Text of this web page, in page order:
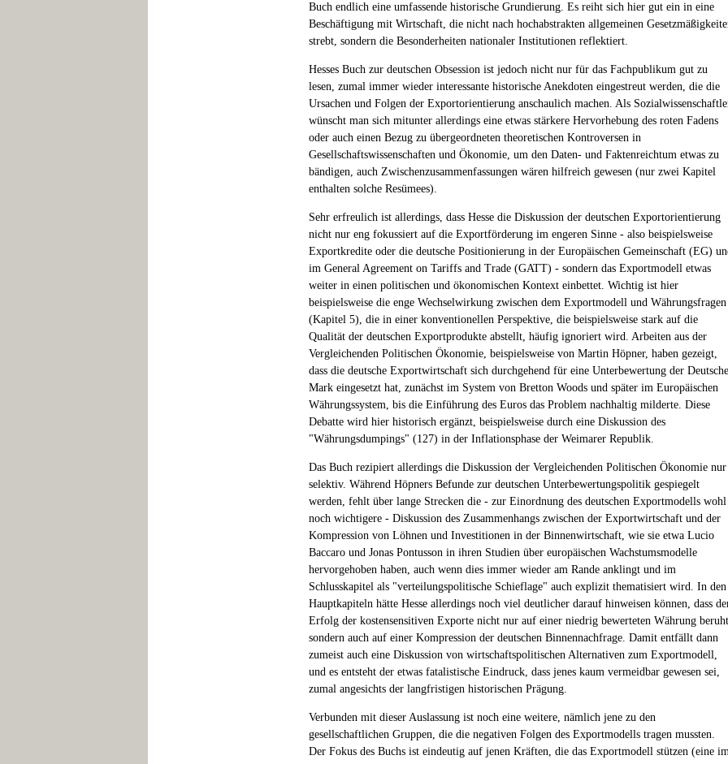
Buch endlich eine umfassende historische Grundierung. Es reiht sich hier gut ein in eine
Beschäftigung mit Wirtschaft, die nicht nach hochabstrakten allgemeinen
strebt, sondern die Besonderheiten nationaler Institutionen reflektiert.
Hesses Buch zur deutschen Obsession ist jedoch nicht nur für das Fachpublikum gut zu
lesen, zumal immer wieder interessante historische Anekdoten eingestreut werden, die die
Ursachen und Folgen der Exportorientierung anschaulich machen. Als
wünscht man sich mitunter allerdings eine etwas stärkere Hervorhebung des roten Fadens
oder auch einen Bezug zu übergeordneten theoretischen Kontroversen in
Gesellschaftswissenschaften und Ökonomie, um den Daten- und Faktenreichtum etwas zu
bändigen, auch Zwischenzusammenfassungen wären hilfreich gewesen (nur zwei Kapitel
enthalten solche Resümees).
Sehr erfreulich ist allerdings, dass Hesse die Diskussion der deutschen Exportorientierung
nicht nur eng fokussiert auf die Exportförderung im engeren Sinne - also beispielsweise
Exportkredite oder die deutsche Positionierung in der Europäischen Gemeinschaft (EG)
im General Agreement on Tariffs and Trade (GATT) - sondern das Exportmodell etwas
weiter in einen politischen und ökonomischen Kontext einbettet. Wichtig ist hier
beispielsweise die enge Wechselwirkung zwischen dem Exportmodell und Währungsfragen
(Kapitel 5), die in einer konventionellen Perspektive, die beispielsweise stark auf die
Qualität der deutschen Exportprodukte abstellt, häufig ignoriert wird. Arbeiten aus der
Vergleichenden Politischen Ökonomie, beispielsweise von Martin Höpner, haben gezeigt,
dass die deutsche Exportwirtschaft sich durchgehend für eine Unterbewertung der
Mark eingesetzt hat, zunächst im System von Bretton Woods und später im Europäischen
Währungssystem, bis die Einführung des Euros das Problem nachhaltig milderte. Diese
Debatte wird hier historisch ergänzt, beispielsweise durch eine Diskussion des
"Währungsdumpings" (127) in der Inflationsphase der Weimarer Republik.
Das Buch rezipiert allerdings die Diskussion der Vergleichenden Politischen Ökonomie nur
selektiv. Während Höpners Befunde zur deutschen Unterbewertungspolitik gespiegelt
werden, fehlt über lange Strecken die - zur Einordnung des deutschen Exportmodells wohl
noch wichtigere - Diskussion des Zusammenhangs zwischen der Exportwirtschaft und der
Kompression von Löhnen und Investitionen in der Binnenwirtschaft, wie sie etwa Lucio
Baccaro und Jonas Pontusson in ihren Studien über europäischen Wachstumsmodelle
hervorgehoben haben, auch wenn dies immer wieder am Rande anklingt und im
Schlusskapitel als "verteilungspolitische Schieflage" auch explizit thematisiert wird. In den
Hauptkapiteln hätte Hesse allerdings noch viel deutlicher darauf hinweisen können, dass
Erfolg der kostensensitiven Exporte nicht nur auf einer niedrig bewerteten Währung
sondern auch auf einer Kompression der deutschen Binnennachfrage. Damit entfällt dann
zumeist auch eine Diskussion von wirtschaftspolitischen Alternativen zum Exportmodell,
und es entsteht der etwas fatalistische Eindruck, dass jenes kaum vermeidbar gewesen sei,
zumal angesichts der langfristigen historischen Prägung.
Verbunden mit dieser Auslassung ist noch eine weitere, nämlich jene zu den
gesellschaftlichen Gruppen, die die negativen Folgen des Exportmodells tragen mussten.
Der Fokus des Buchs ist eindeutig auf jenen Kräften, die das Exportmodell stützen (eine